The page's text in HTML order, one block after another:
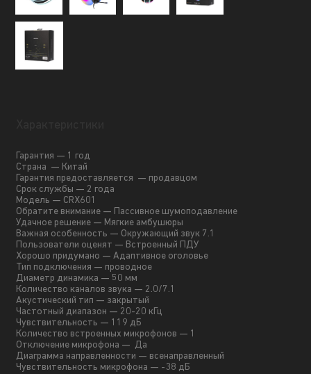
Гарантия — 1 год
Страна — Китай
Гарантия предоставляется — продавцом
Срок службы — 2 года
Модель — CRX601
Обратите внимание — Пассивное шумоподавление
Удачное решение — Мягкие амбушюры
Важная особенность — Окружающий звук 7.1
Пользователи оценят — Встроенный ПДУ
Хорошо придумано — Адаптивное оголовье
Тип подключения — проводное
Диаметр динамика — 50 мм
Количество каналов звука — 2.0/7.1
Акустический тип — закрытый
Частотный диапазон — 20-20 кГц
Чувствительность — 119 дБ
Количество встроенных микрофонов — 1
Отключение микрофона — Да
Диаграмма направленности — всенаправленный
Чувствительность микрофона — -38 дБ